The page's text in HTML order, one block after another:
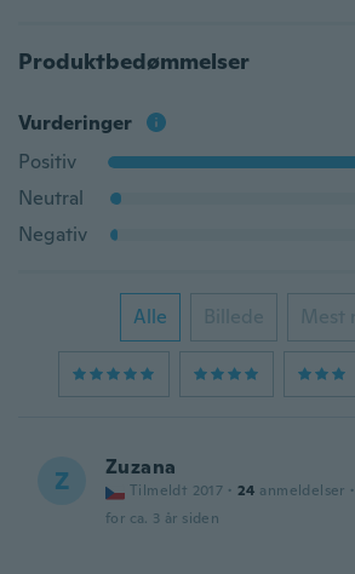
Produktbedømmelser
Vurderinger
Positiv
Neutral
Negativ
Alle Billede Mest
Z Zuzana
Tilmeldt 2017 · 24 anmeldelser ·
for ca. 3 år siden